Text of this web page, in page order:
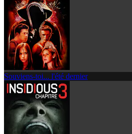
Souviens-toi... l'été dernier